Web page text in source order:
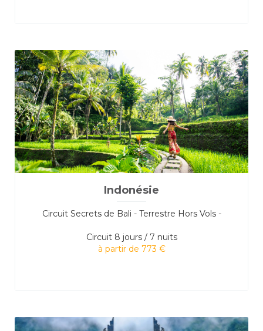
Indonésie
Circuit Secrets de Bali - Terrestre Hors Vols -
Circuit 8 jours / 7 nuits
à partir de 773 €